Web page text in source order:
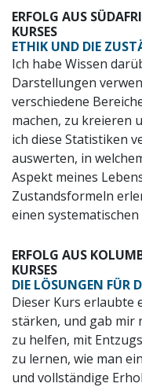
ERFOLG AUS
KURSES
ETHIK UND DIE
Ich habe Wissen
Darstellungen
verschiedene
machen, zu kreieren
ich diese Statistiken
auswerten, in
Aspekt meines
Zustandsformeln
einen
ERFOLG AUS
KURSES
DIE LÖSUNGEN FÜR
Dieser Kurs erlaubte
stärken, und gab mir
zu helfen, mit
zu lernen, wie man
und vollständige